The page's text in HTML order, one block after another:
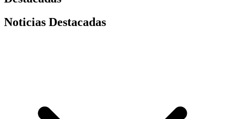
Noticias Destacadas